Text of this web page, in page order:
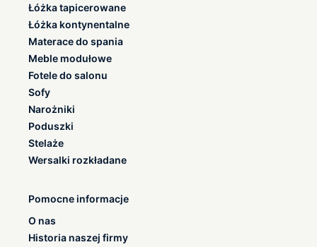
Łóżka tapicerowane
Łóżka kontynentalne
Materace do spania
Meble modułowe
Fotele do salonu
Sofy
Narożniki
Poduszki
Stelaże
Wersalki rozkładane
Pomocne informacje
O nas
Historia naszej firmy